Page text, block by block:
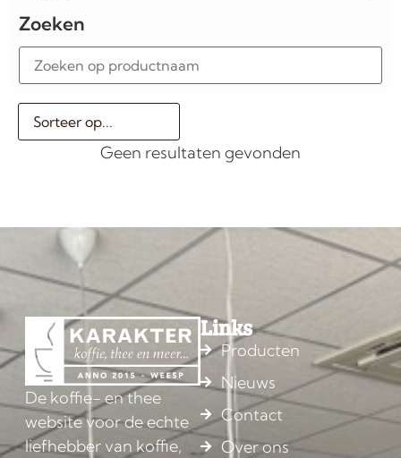
Zoeken
Geen resultaten gevonden
De koffie- en thee
website voor de echte
liefhebber van koffie,
Links
Producten
Nieuws
Contact
Over ons